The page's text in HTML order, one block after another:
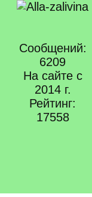
Сообщений:
6209
На сайте с
2014 г.
Рейтинг:
17558